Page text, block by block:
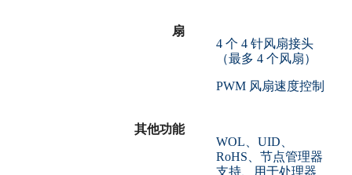
扇
4 个 4 针风扇接头
（最多 4 个风扇）
PWM 风扇速度控制
其他功能
WOL、UID、
RoHS、节点管理器
支持、用于处理器